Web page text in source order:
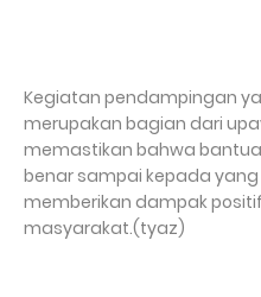
Kegiatan pendampingan
merupakan bagian dari
memastikan bahwa
benar sampai kepada
memberikan dampak
masyarakat.(tyaz)